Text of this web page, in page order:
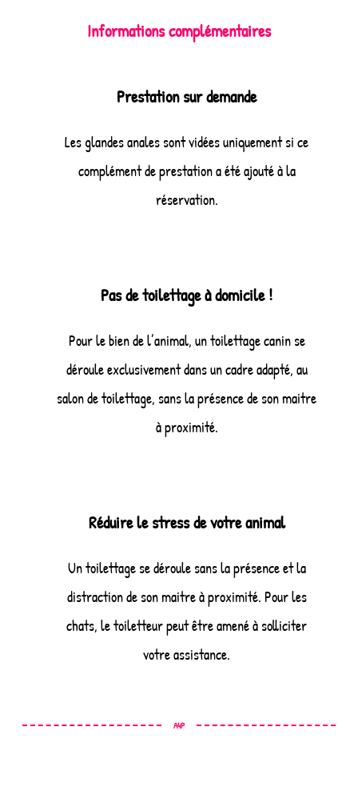
Informations complémentaires
Prestation sur demande
Les glandes anales sont vidées uniquement si ce
complément de prestation a été ajouté à la
réservation.
Pas de toilettage à domicile !
Pour le bien de l’animal, un toilettage canin se
déroule exclusivement dans un cadre adapté, au
salon de toilettage, sans la présence de son maitre
à proximité.
Réduire le stress de votre animal
Un toilettage se déroule sans la présence et la
distraction de son maitre à proximité. Pour les
chats, le toiletteur peut être amené à solliciter
votre assistance.
A4P